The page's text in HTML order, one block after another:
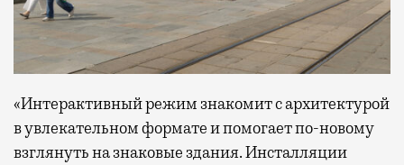
«Интерактивный режим знакомит с архитектурой
в увлекательном формате и помогает по-новому
взглянуть на знаковые здания. Инсталляции